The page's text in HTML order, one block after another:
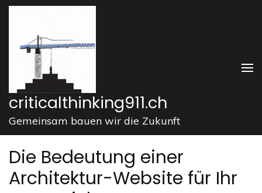
Zum
springen
drücken)
criticalthinking911.ch
Gemeinsam bauen wir die Zukunft
Die Bedeutung einer
Architektur-Website für Ihr